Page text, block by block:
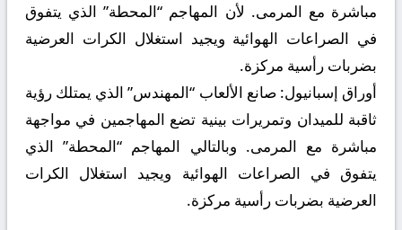
مباشرة مع المرمى. لأن المهاجم “المحطة” الذي يتفوق
في الصراعات الهوائية ويجيد استغلال الكرات العرضية
بضربات رأسية مركزة.
أوراق إسبانيول: صانع الألعاب “المهندس” الذي يمتلك رؤية
ثاقبة للميدان وتمريرات بينية تضع المهاجمين في مواجهة
مباشرة مع المرمى. وبالتالي المهاجم “المحطة” الذي
يتفوق في الصراعات الهوائية ويجيد استغلال الكرات
العرضية بضربات رأسية مركزة.